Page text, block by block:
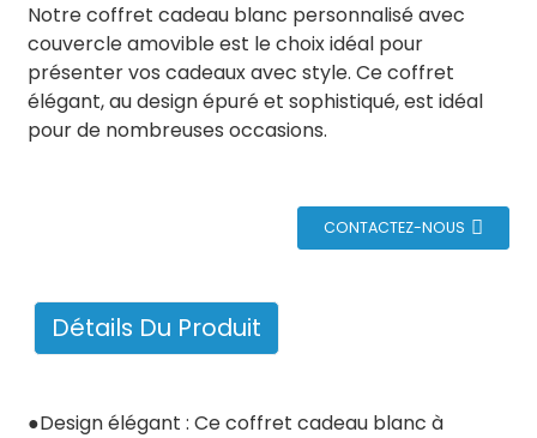
Notre coffret cadeau blanc personnalisé avec
couvercle amovible est le choix idéal pour
présenter vos cadeaux avec style. Ce coffret
élégant, au design épuré et sophistiqué, est idéal
pour de nombreuses occasions.
CONTACTEZ-NOUS
Détails Du Produit
●Design élégant : Ce coffret cadeau blanc à